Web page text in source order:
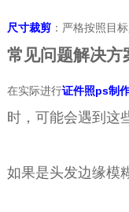
尺寸裁剪：严格按照目
常见问题解决方
在实际进行证件照ps制
时，可能会遇到这
如果是头发边缘模